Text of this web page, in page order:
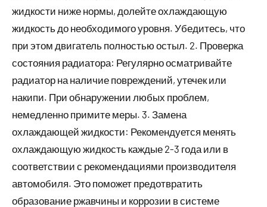
жидкости ниже нормы, долейте охлаждающую
жидкость до необходимого уровня. Убедитесь, что
при этом двигатель полностью остыл. 2. Проверка
состояния радиатора: Регулярно осматривайте
радиатор на наличие повреждений, утечек или
накипи. При обнаружении любых проблем,
немедленно примите меры. 3. Замена
охлаждающей жидкости: Рекомендуется менять
охлаждающую жидкость каждые 2-3 года или в
соответствии с рекомендациями производителя
автомобиля. Это поможет предотвратить
образование ржавчины и коррозии в системе